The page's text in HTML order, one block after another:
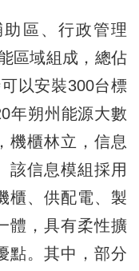
區、行政管理
區域組成，總佔
以安裝300台標
年朔州能源大數
機櫃林立，信息
該信息模組採用
櫃、供配電、製
體，具有柔性擴
點。其中，部分